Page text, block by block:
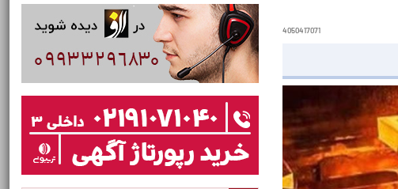
4050417071